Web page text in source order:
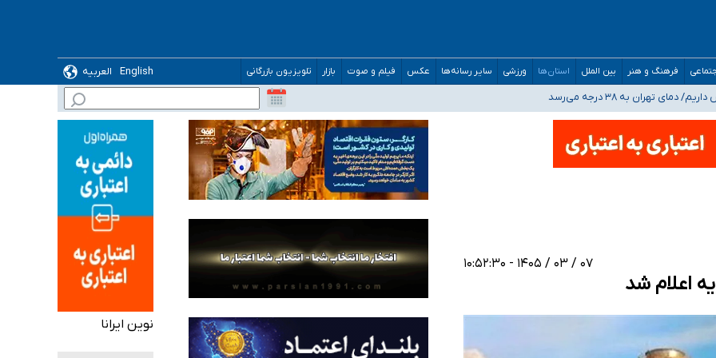
فرهنگ و هنر بین الملل استان‌ها ورزشی سایر رسانه‌ها عکس فیلم و صوت بازار تلویزیون بازرگانی English
العربیه
اما هنوز پاسخ مشخصی نگرفته‌ایم
عملیات و دکترای تخصصی جغرافیای نظامی دافوس آجا
بیمه
۰۷ / ۰۳ / ۱۴۰۵ - ۱۰:۵۲:۳۰
اعلام شد
نوین ایرانا